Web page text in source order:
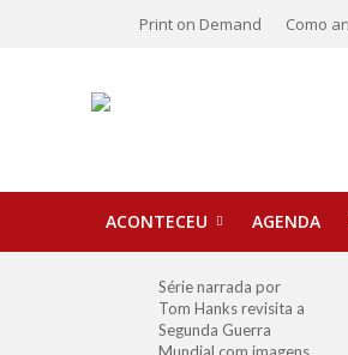
Print on Demand Como
ACONTECEU AGENDA
Série narrada por
Tom Hanks revisita a
Segunda Guerra